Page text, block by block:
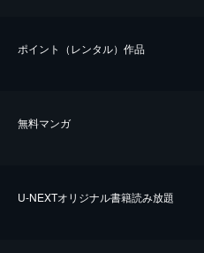
ポイント（レンタル）作品
無料マンガ
U-NEXTオリジナル書籍読み放題